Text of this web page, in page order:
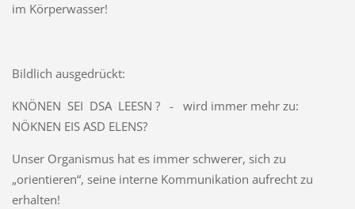
im Körperwasser!
Bildlich ausgedrückt:
KNÖNEN SEI DSA LEESN ? - wird immer mehr zu:
NÖKNEN EIS ASD ELENS?
Unser Organismus hat es immer schwerer, sich zu
„orientieren“, seine interne Kommunikation aufrecht zu
erhalten!